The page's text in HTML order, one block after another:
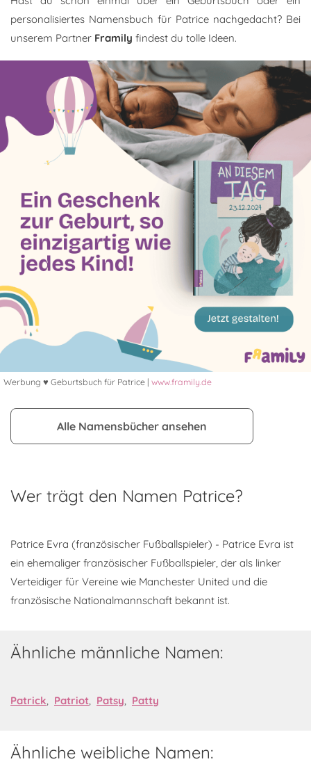
personalisiertes Namensbuch für Patrice nachgedacht? Bei
unserem Partner Framily findest du tolle Ideen.
Werbung ♥ Geburtsbuch für Patrice | www.framily.de
Alle Namensbücher ansehen
Wer trägt den Namen Patrice?
Patrice Evra (französischer Fußballspieler) - Patrice Evra ist
ein ehemaliger französischer Fußballspieler, der als linker
Verteidiger für Vereine wie Manchester United und die
französische Nationalmannschaft bekannt ist.
Ähnliche männliche Namen:
Patrick, Patriot, Patsy, Patty
Ähnliche weibliche Namen: